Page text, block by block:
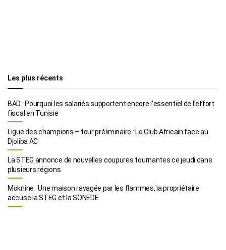
Les plus récents
BAD : Pourquoi les salariés supportent encore l’essentiel de l’effort
fiscal en Tunisie
Ligue des champions – tour préliminaire : Le Club Africain face au
Djoliba AC
La STEG annonce de nouvelles coupures tournantes ce jeudi dans
plusieurs régions
Moknine : Une maison ravagée par les flammes, la propriétaire
accuse la STEG et la SONEDE